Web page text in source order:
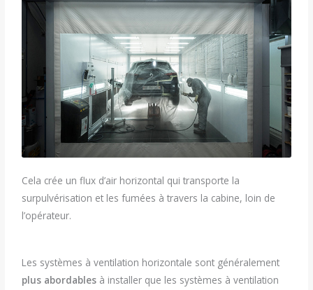
Cela crée un flux d’air horizontal qui transporte la
surpulvérisation et les fumées à travers la cabine, loin de
l’opérateur.
Les systèmes à ventilation horizontale sont généralement
plus abordables à installer que les systèmes à ventilation